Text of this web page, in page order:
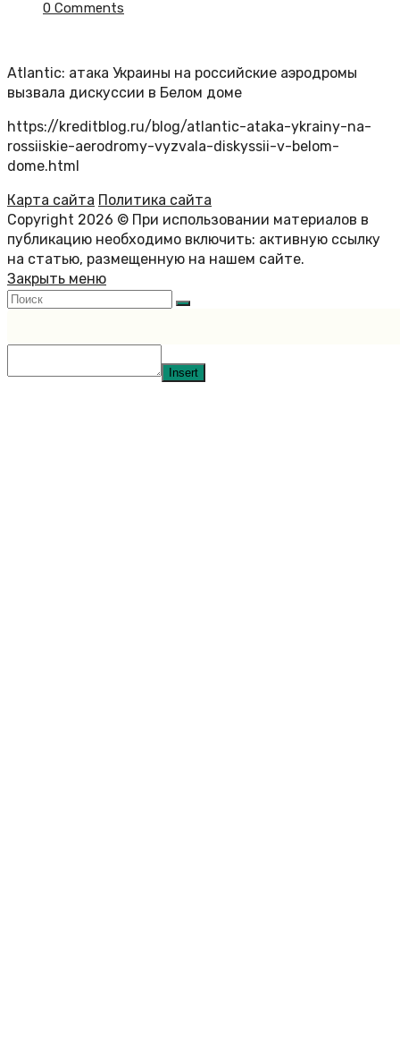
0 Comments
Atlantic: атака Украины на российские аэродромы
вызвала дискуссии в Белом доме
https://kreditblog.ru/blog/atlantic-ataka-ykrainy-na-
rossiiskie-aerodromy-vyzvala-diskyssii-v-belom-
dome.html
Карта сайта Политика сайта
Copyright 2026 © При использовании материалов в
публикацию необходимо включить: активную ссылку
на статью, размещенную на нашем сайте.
Закрыть меню
Insert